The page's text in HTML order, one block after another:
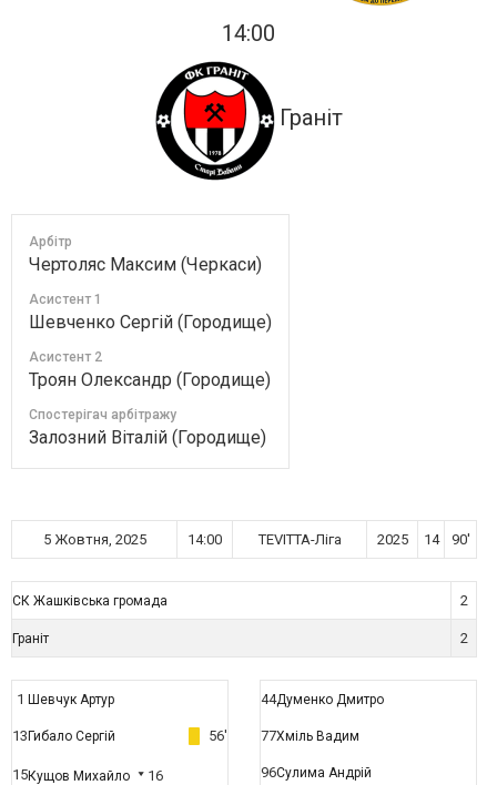
14:00
Граніт
Арбітр
Чертоляс Максим (Черкаси)
Асистент 1
Шевченко Сергій (Городище)
Асистент 2
Троян Олександр (Городище)
Спостерігач арбітражу
Залозний Віталій (Городище)
5 Жовтня, 2025 14:00 TEVITTA-Ліга 2025 14 90'
СК Жашківська громада 2
Граніт 2
1 Шевчук Артур
13 Гибало Сергій 56'
15Кущов Михайло 16
44Думенко Дмитро
77Хміль Вадим
96Сулима Андрій